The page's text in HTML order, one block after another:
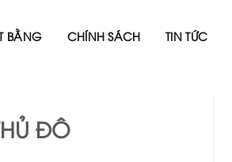
BẰNG CHÍNH SÁCH TIN TỨC
ĐÔ